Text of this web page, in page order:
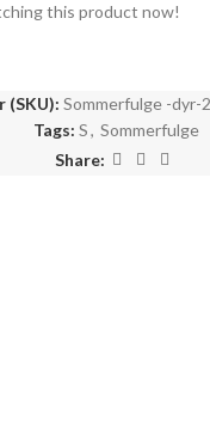
this product now!
(SKU): Sommerfulge -dyr-
Tags: S, Sommerfulge
Share: